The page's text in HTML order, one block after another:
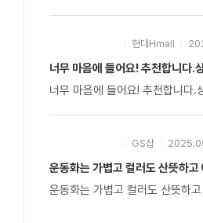
현대Hmall
너무 마음에 들어요! 추천합니다.
너무 마음에 들어요! 추천합니다
GS샵
운동화는 가볍고 컬러도 산뜻하
운동화는 가볍고 컬러도 산뜻하